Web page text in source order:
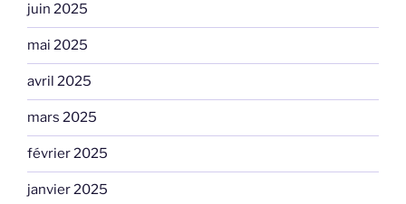
juin 2025
mai 2025
avril 2025
mars 2025
février 2025
janvier 2025